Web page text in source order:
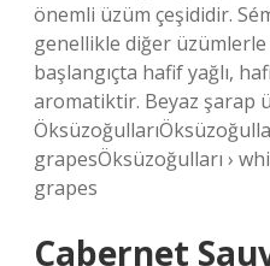
önemli üzüm çeşididir.
genellikle diğer üzümlerle
başlangıçta hafif yağlı,
aromatiktir. Beyaz şarap
grapesÖksüzoğulları ›
grapes
Cabernet